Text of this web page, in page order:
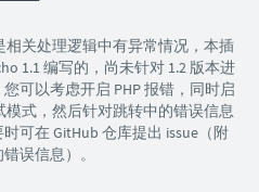
相关处理逻辑中有异常情况，本插
1.1 编写的，尚未针对 1.2 版本进
可以考虑开启 PHP 报错，同时启
模式，然后针对跳转中的错误信息
可在 GitHub 仓库提出 issue（附
误信息）。